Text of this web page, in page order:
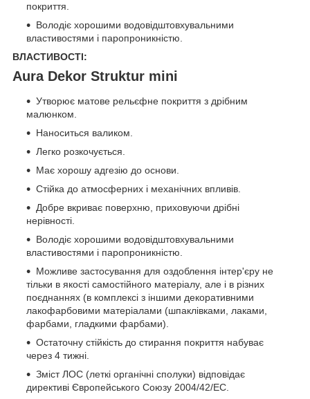
покриття.
Володіє хорошими водовідштовхувальними
властивостями і паропроникністю.
ВЛАСТИВОСТІ:
Aura Dekor Struktur mini
Утворює матове рельєфне покриття з дрібним
малюнком.
Наноситься валиком.
Легко розкочується.
Має хорошу адгезію до основи.
Стійка до атмосферних і механічних впливів.
Добре вкриває поверхню, приховуючи дрібні
нерівності.
Володіє хорошими водовідштовхувальними
властивостями і паропроникністю.
Можливе застосування для оздоблення інтер'єру не
тільки в якості самостійного матеріалу, але і в різних
поєднаннях (в комплексі з іншими декоративними
лакофарбовими матеріалами (шпаклівками, лаками,
фарбами, гладкими фарбами).
Остаточну стійкість до стирання покриття набуває
через 4 тижні.
Зміст ЛОС (леткі органічні сполуки) відповідає
директиві Європейського Союзу 2004/42/EC.